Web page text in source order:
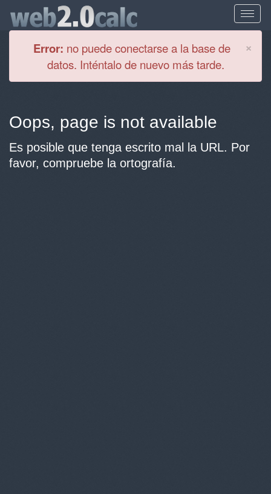
×
Error: no puede conectarse a la base de
datos. Inténtalo de nuevo más tarde.
Oops, page is not available
Es posible que tenga escrito mal la URL. Por
favor, compruebe la ortografía.